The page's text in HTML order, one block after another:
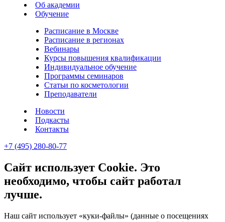
Об академии
Обучение
Расписание в Москве
Расписание в регионах
Вебинары
Курсы повышения квалификации
Индивидуальное обучение
Программы семинаров
Статьи по косметологии
Преподаватели
Новости
Подкасты
Контакты
+7 (495) 280-80-77
Сайт использует Cookie. Это
необходимо, чтобы сайт работал
лучше.
Наш сайт использует «куки-файлы» (данные о посещениях